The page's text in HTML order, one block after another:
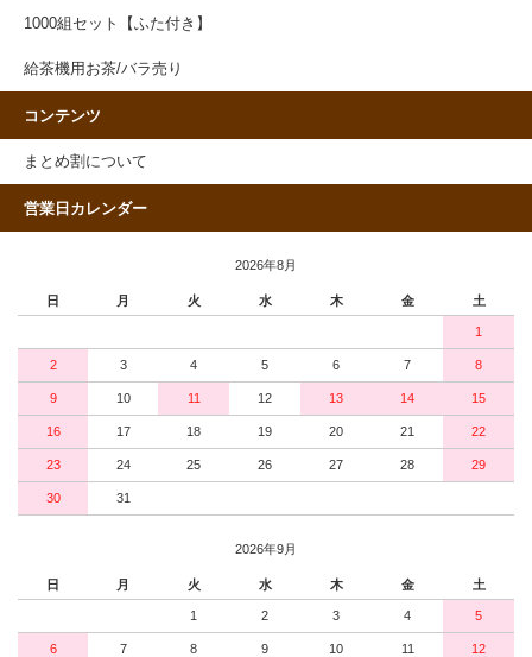
1000組セット【ふた付き】
給茶機用お茶/バラ売り
コンテンツ
まとめ割について
営業日カレンダー
2026年8月
日 月 火 水 木 金 土
1
2 3 4 5 6 7 8
9 10 11 12 13 14 15
16 17 18 19 20 21 22
23 24 25 26 27 28 29
30 31
2026年9月
日 月 火 水 木 金 土
1 2 3 4 5
6 7 8 9 10 11 12